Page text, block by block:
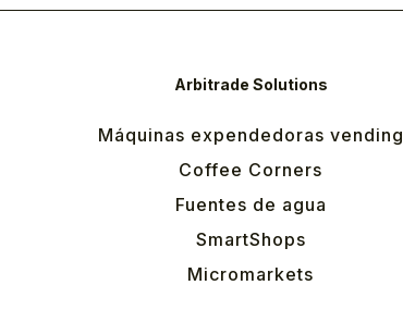
Arbitrade Solutions
Máquinas expendedoras vending
Coffee Corners
Fuentes de agua
SmartShops
Micromarkets